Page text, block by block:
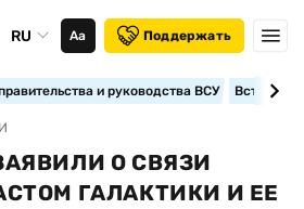
RU Аа Поддержать
и руководства ВСУ
О СВЯЗИ
ГАЛАКТИКИ И ЕЕ